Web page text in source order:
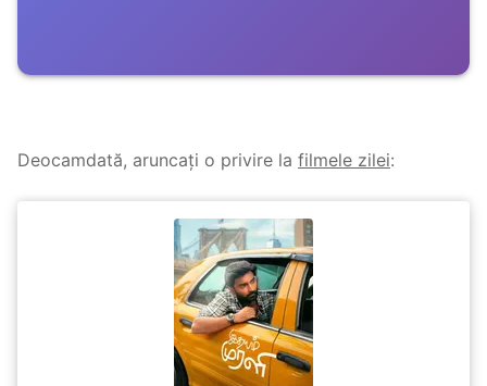
Deocamdată, aruncați o privire la filmele zilei: